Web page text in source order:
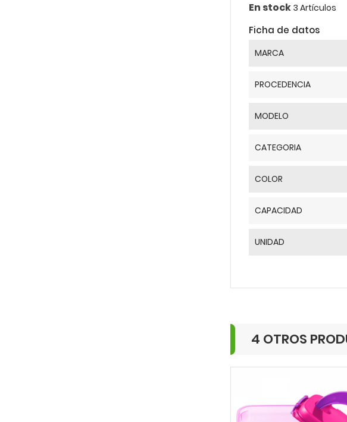
En stock 3 Artículos
Ficha de datos
MARCA
PROCEDENCIA
MODELO
CATEGORIA
COLOR
CAPACIDAD
UNIDAD
4 OTROS